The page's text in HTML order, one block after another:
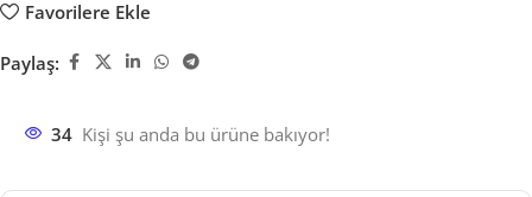
Favorilere Ekle
Paylaş:
34 Kişi şu anda bu ürüne bakıyor!